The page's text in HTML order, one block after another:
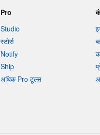
Pro
Studio
स्टोर्स
Notify
Ship
अधिक Pro टूल्स